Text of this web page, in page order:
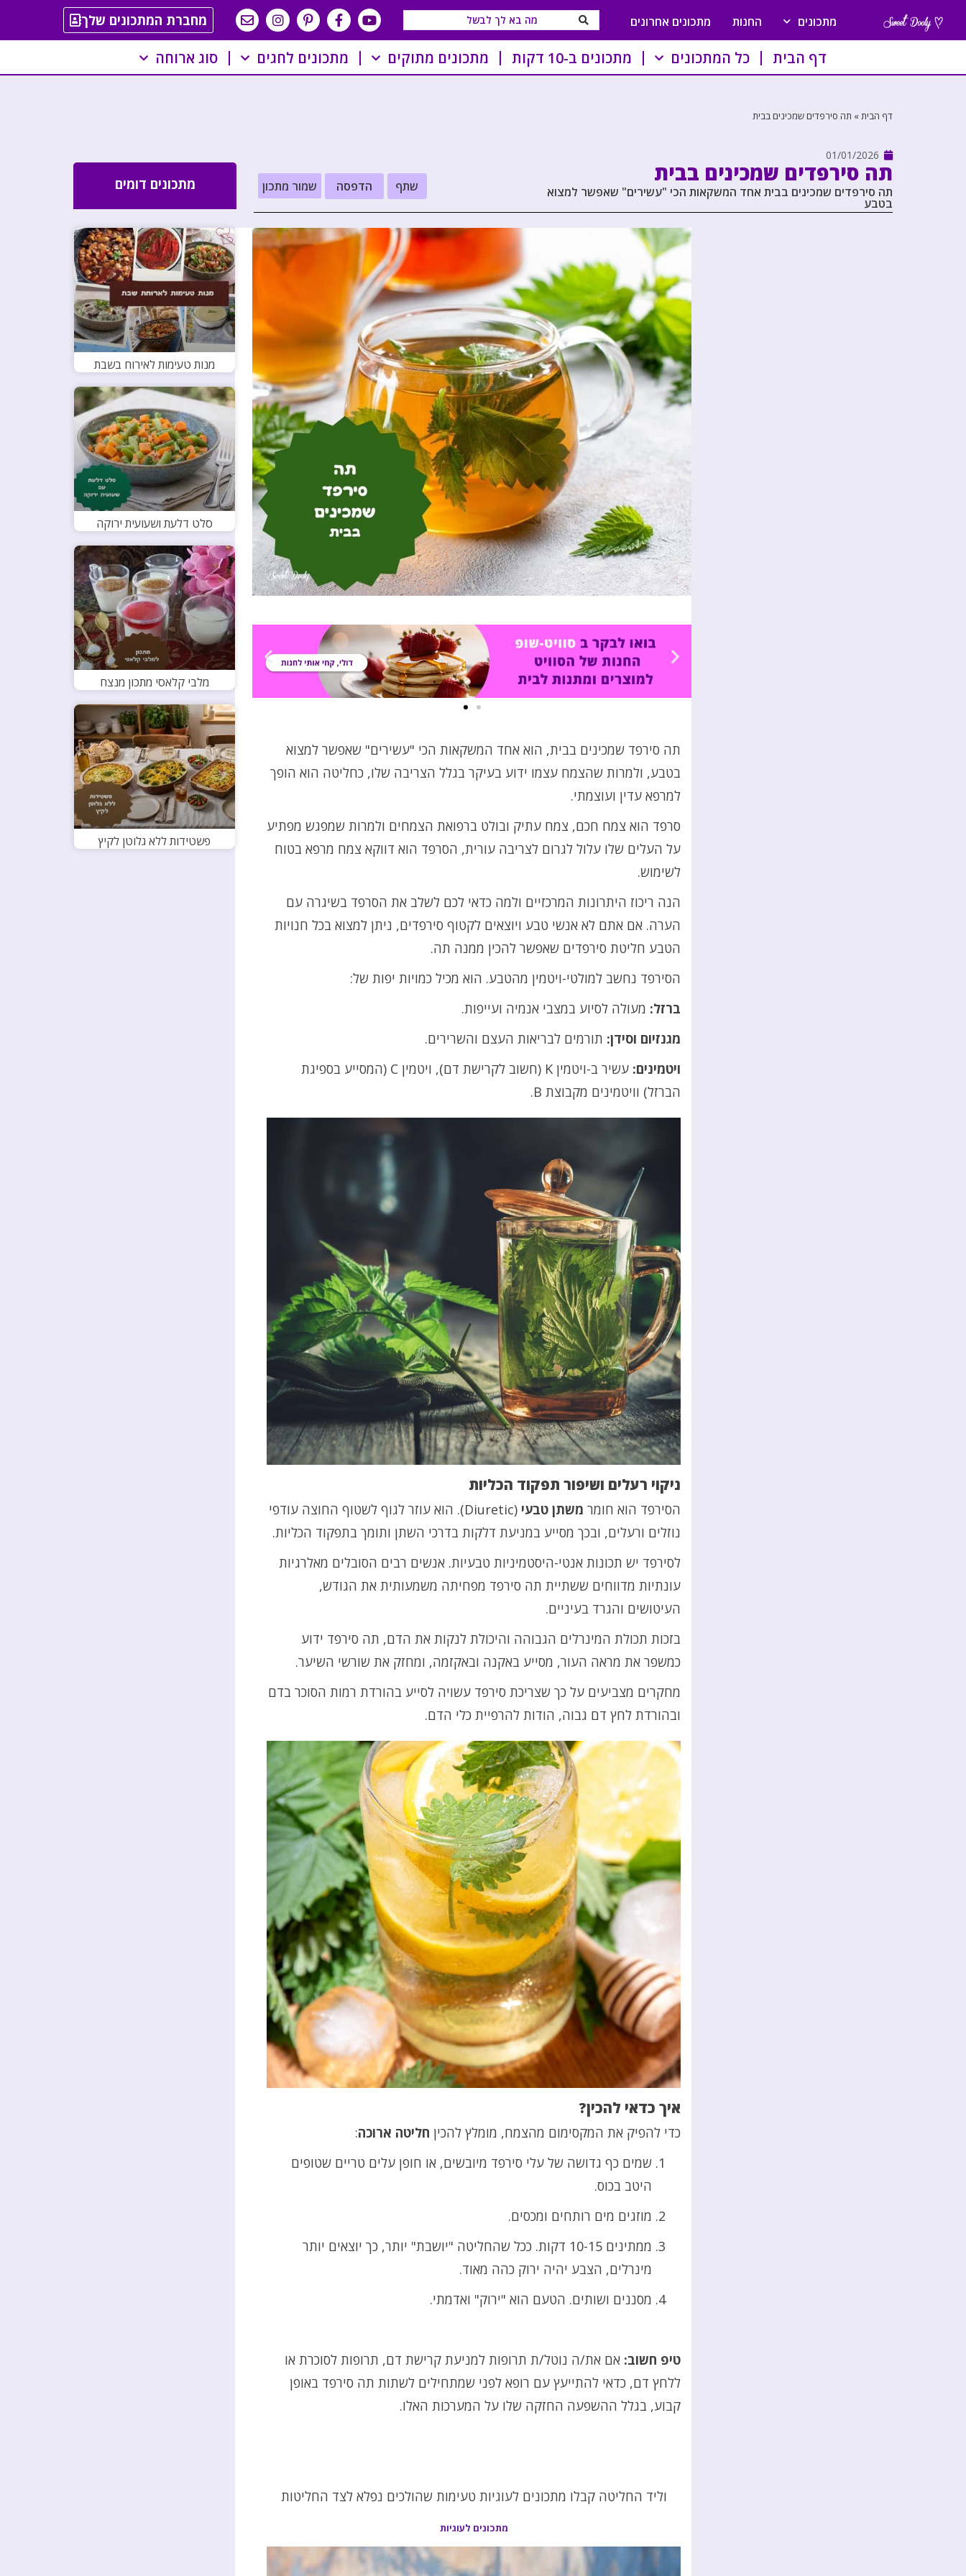
מתכונים החנות מתכונים אחרונים מחברת המתכונים שלך
דף הבית כל המתכונים מתכונים ב-10 דקות מתכונים מתוקים מתכונים לחגים סוג ארוחה
דף הבית» תה סירפדים שמכינים בבית
01/01/2026
תה סירפדים שמכינים בבית
תה סירפדים שמכינים בבית אחד המשקאות הכי "עשירים" שאפשר למצוא
בטבע
שתף הדפסה שמור מתכון מתכונים דומים
תה סירפד שמכינים בבית, הוא אחד המשקאות הכי "עשירים" שאפשר למצוא
בטבע, ולמרות שהצמח עצמו ידוע בעיקר בגלל הצריבה שלו, כחליטה הוא הופך
למרפא עדין ועוצמתי.
סרפד הוא צמח חכם, צמח עתיק ובולט ברפואת הצמחים ולמרות שמפגש מפתיע
על העלים שלו עלול לגרום לצריבה עורית, הסרפד הוא דווקא צמח מרפא בטוח
לשימוש.
הנה ריכוז היתרונות המרכזיים ולמה כדאי לכם לשלב את הסרפד בשיגרה עם
הערה. אם אתם לא אנשי טבע ויוצאים לקטוף סירפדים, ניתן למצוא בכל חנויות
הטבע חליטת סירפדים שאפשר להכין ממנה תה.
הסירפד נחשב למולטי-ויטמין מהטבע. הוא מכיל כמויות יפות של:
ברזל: מעולה לסיוע במצבי אנמיה ועייפות.
מגנזיום וסידן: תורמים לבריאות העצם והשרירים.
ויטמינים:
עשיר ב-ויטמין K (חשוב לקרישת דם), ויטמין C (המסייע בספיגת
הברזל) וויטמינים מקבוצת B.
ניקוי רעלים ושיפור תפקוד הכליות
הסירפד הוא חומר משתן טבעי
(Diuretic). הוא עוזר לגוף לשטוף החוצה עודפי
נוזלים ורעלים, ובכך מסייע במניעת דלקות בדרכי השתן ותומך בתפקוד הכליות.
לסירפד יש תכונות אנטי-היסטמיניות טבעיות. אנשים רבים הסובלים מאלרגיות
עונתיות מדווחים ששתיית תה סירפד מפחיתה משמעותית את הגודש,
העיטושים והגרד בעיניים.
בזכות תכולת המינרלים הגבוהה והיכולת לנקות את הדם, תה סירפד ידוע
כמשפר את מראה העור, מסייע באקנה ובאקזמה, ומחזק את שורשי השיער.
מחקרים מצביעים על כך שצריכת סירפד עשויה לסייע בהורדת רמות הסוכר בדם
ובהורדת לחץ דם גבוה, הודות להרפיית כלי הדם.
איך כדאי להכין?
כדי להפיק את המקסימום מהצמח, מומלץ להכין חליטה ארוכה:
שמים כף גדושה של עלי סירפד מיובשים, או חופן עלים טריים שטופים
היטב בכוס.
מוזגים מים רותחים ומכסים.
ממתינים 10-15 דקות. ככל שהחליטה "יושבת" יותר, כך יוצאים יותר
מינרלים, הצבע יהיה ירוק כהה מאוד.
מסננים ושותים. הטעם הוא "ירוק" ואדמתי.
טיפ חשוב: אם את/ה נוטל/ת תרופות למניעת קרישת דם, תרופות לסוכרת או
ללחץ דם, כדאי להתייעץ עם רופא לפני שמתחילים לשתות תה סירפד באופן
קבוע, בגלל ההשפעה החזקה שלו על המערכות האלו.
וליד החליטה קבלו מתכונים לעוגיות טעימות שהולכים נפלא לצד החליטות
מתכונים לעוגיות
מנות טעימות לאירוח בשבת
סלט דלעת ושעועית ירוקה
מלבי קלאסי מתכון מנצח
פשטידות ללא גלוטן לקיץ